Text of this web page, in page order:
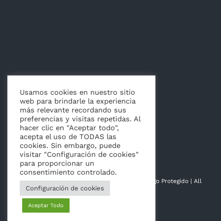
Artículos
© Copyright 2014 - 2026 | Hoja de La Vida | Logo Protegido | All
Rights Reserved
Usamos cookies en nuestro sitio
web para brindarle la experiencia
más relevante recordando sus
preferencias y visitas repetidas. Al
hacer clic en "Aceptar todo",
acepta el uso de TODAS las
cookies. Sin embargo, puede
visitar "Configuración de cookies"
para proporcionar un
consentimiento controlado.
Configuración de cookies
Aceptar Todo